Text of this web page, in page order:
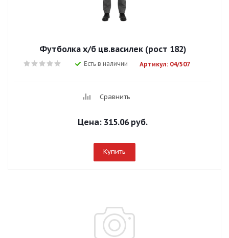
Футболка х/б цв.василек (рост 182)
Есть в наличии Артикул: 04/507
Сравнить
Цена: 315.06 руб.
Купить